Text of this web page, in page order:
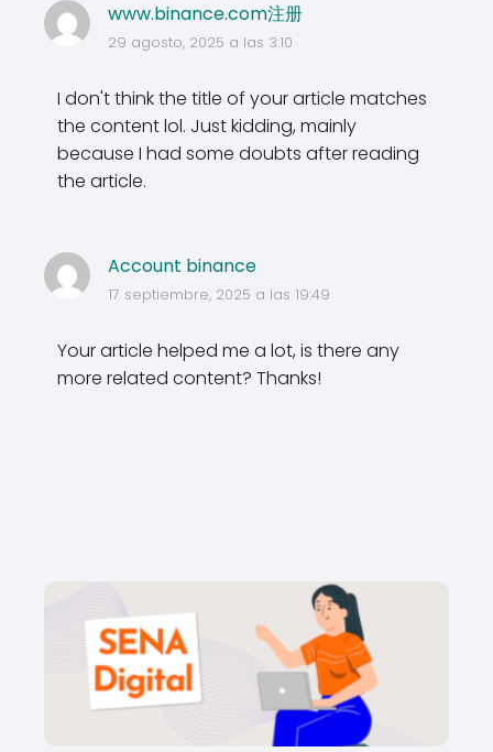
www.binance.com注册
29 agosto, 2025 a las 3:10
I don't think the title of your article matches
the content lol. Just kidding, mainly
because I had some doubts after reading
the article.
Account binance
17 septiembre, 2025 a las 19:49
Your article helped me a lot, is there any
more related content? Thanks!